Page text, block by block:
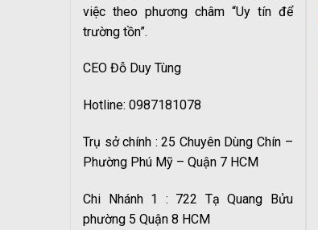
việc theo phương châm “Uy tín để
trường tồn”.
CEO Đỗ Duy Tùng
Hotline: 0987181078
Trụ sở chính : 25 Chuyên Dùng Chín –
Phường Phú Mỹ – Quận 7 HCM
Chi Nhánh 1 : 722 Tạ Quang Bửu
phường 5 Quận 8 HCM